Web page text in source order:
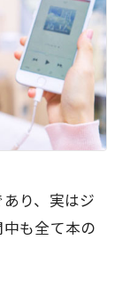
り、実はジ
も全て本の